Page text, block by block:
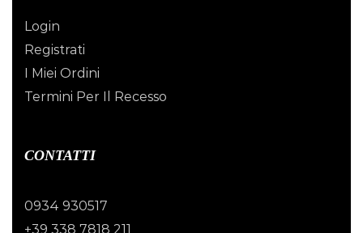
Login
Registrati
I Miei Ordini
Termini Per Il Recesso
CONTATTI
0934 930517
+39 338 7818 211